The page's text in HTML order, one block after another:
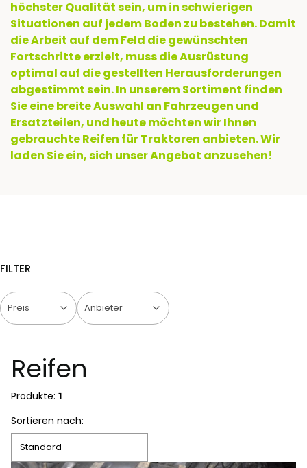
höchster Qualität sein, um in schwierigen
Situationen auf jedem Boden zu bestehen. Damit
die Arbeit auf dem Feld die gewünschten
Fortschritte erzielt, muss die Ausrüstung
optimal auf die gestellten Herausforderungen
abgestimmt sein. In unserem Sortiment finden
Sie eine breite Auswahl an Fahrzeugen und
Ersatzteilen, und heute möchten wir Ihnen
gebrauchte Reifen für Traktoren anbieten. Wir
laden Sie ein, sich unser Angebot anzusehen!
FILTER
Preis Anbieter
Reifen
Produkte: 1
Produktliste
Sortieren nach:
Standard